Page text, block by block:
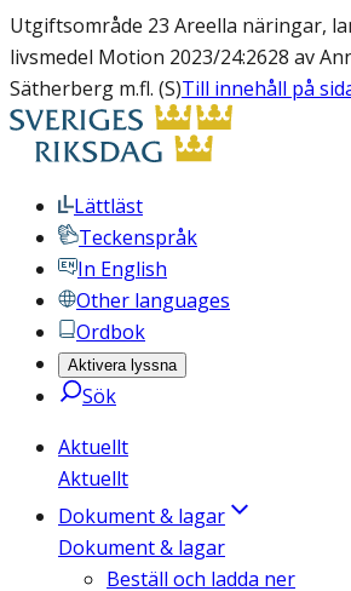
Utgiftsområde 23 Areella näringar,
livsmedel Motion 2023/24:2628 av
Sätherberg m.fl. (S)Till innehåll på
Lättläst
Teckenspråk
In English
Other languages
Ordbok
Aktivera lyssna
Sök
Aktuellt
Aktuellt
Dokument & lagar
Dokument & lagar
Beställ och ladda ner